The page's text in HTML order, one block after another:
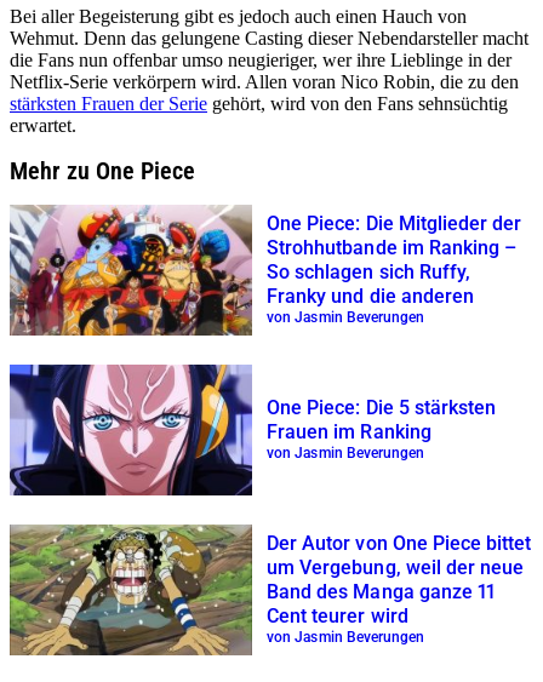
Bei aller Begeisterung gibt es jedoch auch einen Hauch von
Wehmut. Denn das gelungene Casting dieser Nebendarsteller macht
die Fans nun offenbar umso neugieriger, wer ihre Lieblinge in der
Netflix-Serie verkörpern wird. Allen voran Nico Robin, die zu den
stärksten Frauen der Serie gehört, wird von den Fans sehnsüchtig
erwartet.
Mehr zu One Piece
One Piece: Die Mitglieder der
Strohhutbande im Ranking –
So schlagen sich Ruffy,
Franky und die anderen
von Jasmin Beverungen
One Piece: Die 5 stärksten
Frauen im Ranking
von Jasmin Beverungen
Der Autor von One Piece bittet
um Vergebung, weil der neue
Band des Manga ganze 11
Cent teurer wird
von Jasmin Beverungen